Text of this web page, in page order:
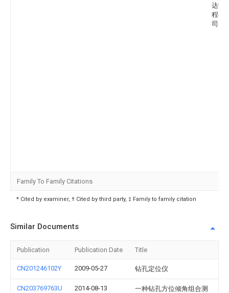
达热
程有
司
Family To Family Citations
* Cited by examiner, † Cited by third party, ‡ Family to family citation
Similar Documents
Publication Publication Date Title
CN201246102Y 2009-05-27 钻孔定位仪
CN203769763U 2014-08-13
一种钻孔方位倾角组合测